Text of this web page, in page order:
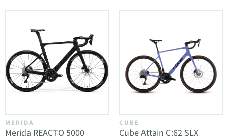
MERIDA
Merida REACTO 5000
CUBE
Cube Attain C:62 SLX